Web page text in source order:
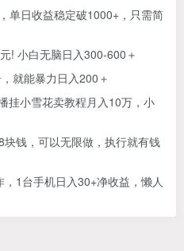
单日收益稳定破1000+，只需简
! 小白无脑日入300-600＋
就能暴力日入200＋
挂小雪花卖教程月入10万，小
钱，可以无限做，执行就有钱
1台手机日入30+净收益，懒人